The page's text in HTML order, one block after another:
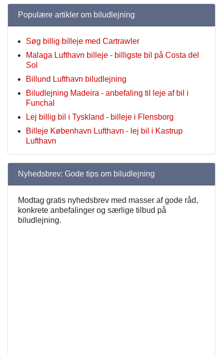
Populære artikler om biludlejning
Søg billig billeje med Cartrawler
Malaga Lufthavn billeje - billigste bil på Costa del
Sol
Billund Lufthavn biludlejning
Biludlejning Madeira - anbefaling til leje af bil i
Funchal
Lej billig bil i Tyskland - billeje i Flensborg
Billeje København Lufthavn - lej bil i Kastrup
Lufthavn
Nyhedsbrev: Gode tips om biludlejning
Modtag gratis nyhedsbrev med masser af gode råd,
konkrete anbefalinger og særlige tilbud på
biludlejning.